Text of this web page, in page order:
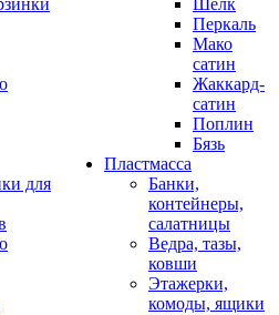
для
Шелк
Перкаль
Мако
сатин
Жаккард-
сатин
Поплин
Бязь
Пластмасса
Банки,
контейнеры,
салатницы
Ведра, тазы,
ковши
Этажерки,
комоды, ящики